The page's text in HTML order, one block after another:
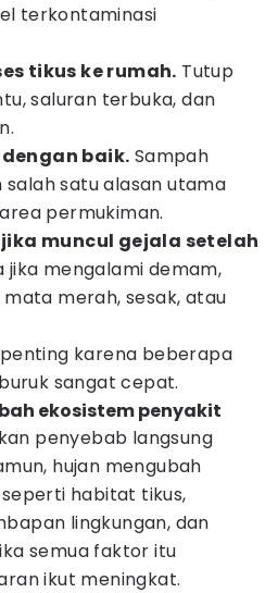
terkontaminasi
tikus ke rumah. Tutup
saluran terbuka, dan
baik. Sampah
satu alasan utama
permukiman.
muncul gejala setelah
jika mengalami demam,
merah, sesak, atau
karena beberapa
sangat cepat.
ekosistem penyakit
penyebab langsung
hujan mengubah
habitat tikus,
lingkungan, dan
semua faktor itu
ikut meningkat.